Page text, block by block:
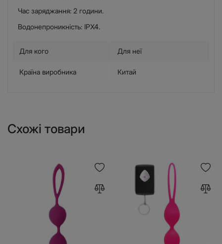
Час заряджання: 2 години.
Водонепроникність: IPX4.
Для кого Для неї
Країна виробника Китай
Схожі товари